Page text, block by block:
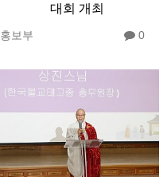
대회 개최
홍보부 0